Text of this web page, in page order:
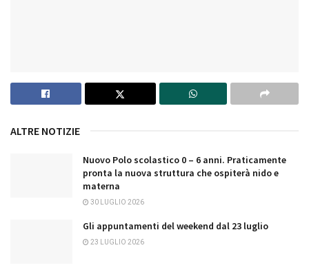
ALTRE NOTIZIE
Nuovo Polo scolastico 0 – 6 anni. Praticamente
pronta la nuova struttura che ospiterà nido e
materna
30 LUGLIO 2026
Gli appuntamenti del weekend dal 23 luglio
23 LUGLIO 2026